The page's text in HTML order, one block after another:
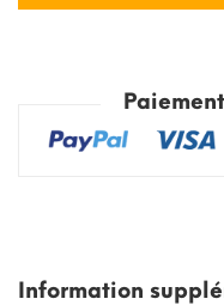
Information